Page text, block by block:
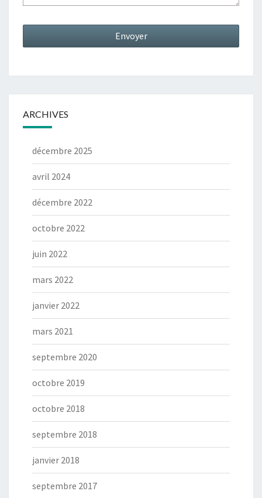
ARCHIVES
décembre 2025
avril 2024
décembre 2022
octobre 2022
juin 2022
mars 2022
janvier 2022
mars 2021
septembre 2020
octobre 2019
octobre 2018
septembre 2018
janvier 2018
septembre 2017